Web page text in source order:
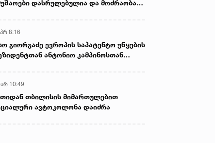
დასრულებულია და მოძრაობა
8:16
გიორგაძე ევროპის საპატენტო უწყების
ანტონიო კამპინოსთან
10:49
თბილისის მიმართულებით
ავტოკოლონა დაიძრა